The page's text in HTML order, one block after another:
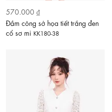
570.000 ₫
Đầm công sở họa tiết trắng đen
cổ sơ mi KK180-38